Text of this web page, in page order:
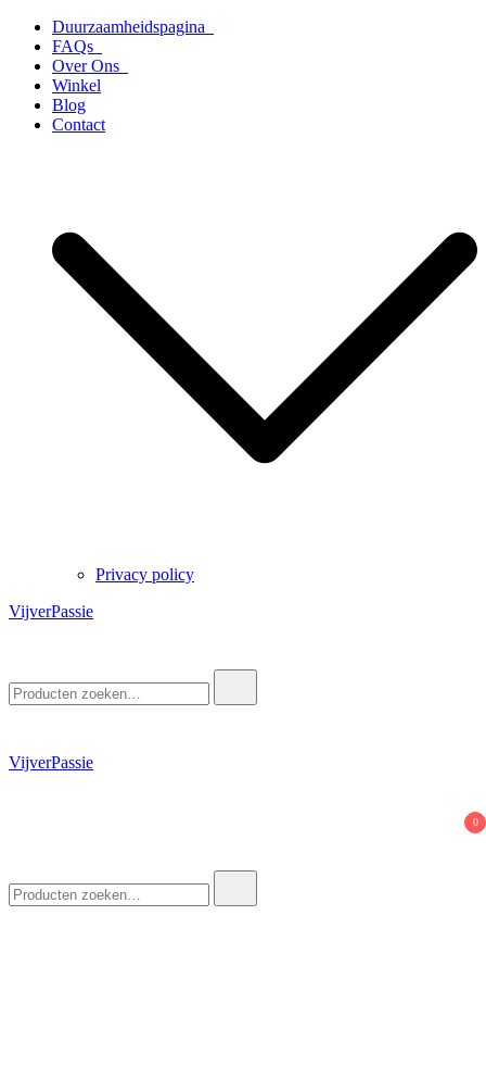
naar
inhoud
Duurzaamheidspagina
FAQs
Over Ons
Winkel
Blog
Contact
Privacy policy
VijverPassie
naar:
VijverPassie
0
naar: